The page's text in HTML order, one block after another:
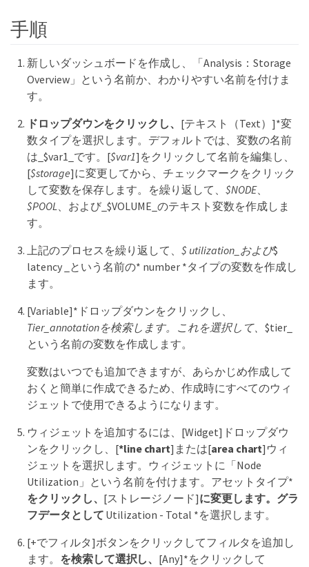
手順
新しいダッシュボードを作成し、「Analysis：Storage
Overview」という名前か、わかりやすい名前を付けま
す。
ドロップダウンをクリックし、 [テキスト（Text）]*変
数タイプを選択します。デフォルトでは、変数の名前
は_$var1_です。[$var1]をクリックして名前を編集し、
[$storage]に変更してから、チェックマークをクリック
して変数を保存します。を繰り返して、 $NODE、
$POOL
、および_$VOLUME_のテキスト変数を作成しま
す。
上記のプロセスを繰り返して、 $ utilization_および$
latency _という名前の* number *タイプの変数を作成し
ます。
[Variable]*ドロップダウンをクリックし、
Tier_annotationを検索します。これを選択して、 $tier_
という名前の変数を作成します。
変数はいつでも追加できますが、あらかじめ作成して
おくと簡単に作成できるため、作成時にすべてのウィ
ジェットで使用できるようになります。
ウィジェットを追加するには、[Widget]ドロップダウ
ンをクリックし、[*line chart]または[area chart]ウィ
ジェットを選択します。ウィジェットに「Node
Utilization」という名前を付けます。アセットタイプ*
をクリックし、 [ストレージノード]に変更します。グラ
フデータとして Utilization - Total *を選択します。
[+でフィルタ]ボタンをクリックしてフィルタを追加し
ます。 を検索して選択し、 [Any]*をクリックして